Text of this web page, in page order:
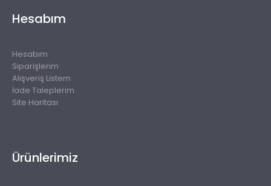
Hesabım
Hesabım
Siparişlerim
Alışveriş Listem
İade Taleplerim
Site Haritası
Ürünlerimiz